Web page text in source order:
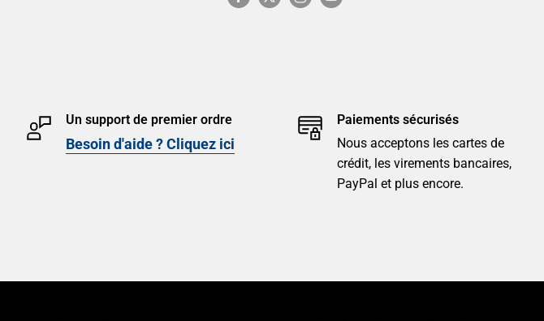
Un support de premier ordre
Besoin d'aide ? Cliquez ici
Paiements sécurisés
Nous acceptons les cartes de
crédit, les virements bancaires,
PayPal et plus encore.